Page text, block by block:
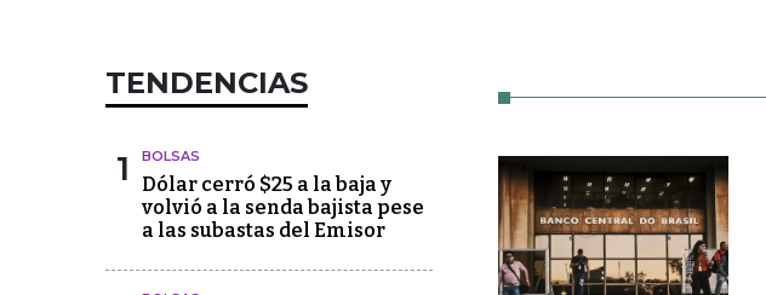
TENDENCIAS
1 BOLSAS
Dólar cerró $25 a la baja y
volvió a la senda bajista pese
a las subastas del Emisor